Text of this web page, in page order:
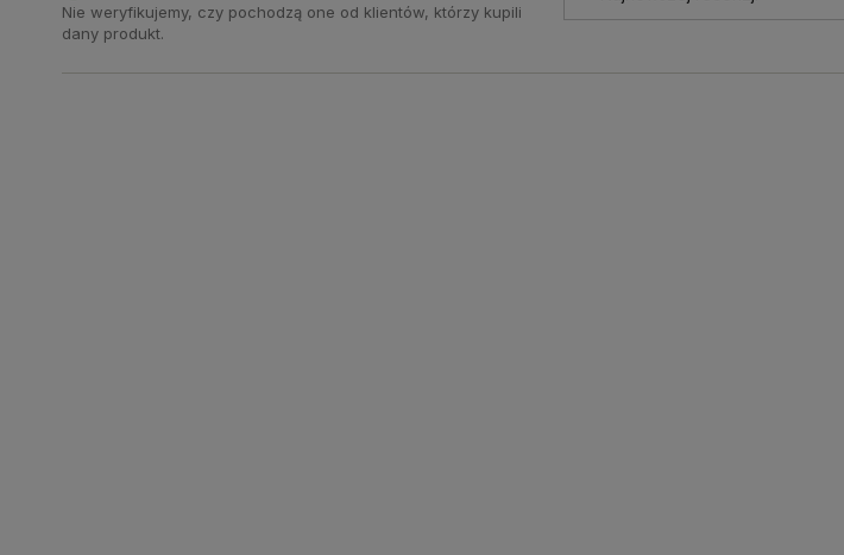
Nie weryfikujemy, czy pochodzą one od klientów, którzy kupili
dany produkt.